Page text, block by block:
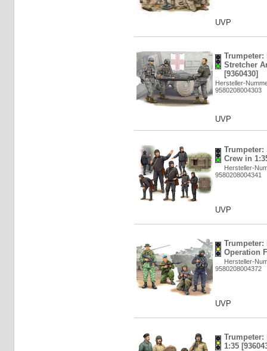
UVP
Trumpeter:
Stretcher
[9360430]
Hersteller-
9580208004303
UVP
Trumpeter:
Crew in
Hersteller-
9580208004341
UVP
Trumpeter:
Operation
Hersteller-
9580208004372
UVP
Trumpeter:
1:35